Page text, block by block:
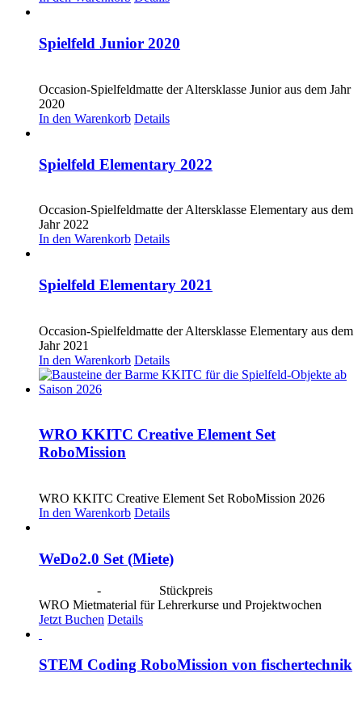
Spielfeld Junior 2020
Occasion-Spielfeldmatte der Altersklasse Junior aus dem Jahr
2020
In den Warenkorb Details
Spielfeld Elementary 2022
Occasion-Spielfeldmatte der Altersklasse Elementary aus dem
Jahr 2022
In den Warenkorb Details
Spielfeld Elementary 2021
Occasion-Spielfeldmatte der Altersklasse Elementary aus dem
Jahr 2021
In den Warenkorb Details
WRO KKITC Creative Element Set
RoboMission
WRO KKITC Creative Element Set RoboMission 2026
In den Warenkorb Details
WeDo2.0 Set (Miete)
-
Stückpreis
WRO Mietmaterial für Lehrerkurse und Projektwochen
Jetzt Buchen Details
STEM Coding RoboMission von fischertechnik